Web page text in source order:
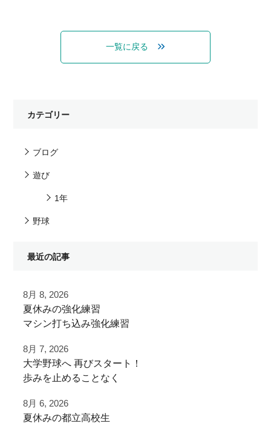
一覧に戻る
カテゴリー
ブログ
遊び
1年
野球
最近の記事
8月 8, 2026
夏休みの強化練習
マシン打ち込み強化練習
チーム練習が終わったあとに
追加で特訓！
ありがとうございました！
8月 7, 2026
⁡大学野球へ⁡ 再びスタート！⁡
⁡⁡歩みを止めることなく⁡
⁡頑張って
8月 6, 2026
夏休みの都立高校生